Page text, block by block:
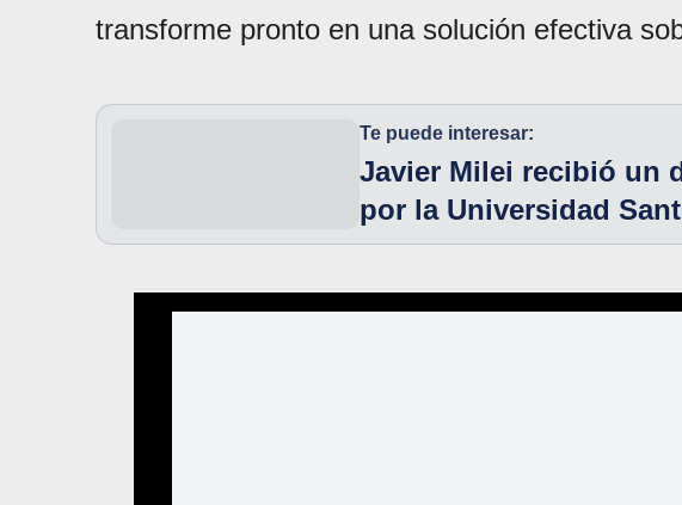
transforme pronto en una solución efectiva
Te puede interesar:
Javier Milei recibió un
por la Universidad